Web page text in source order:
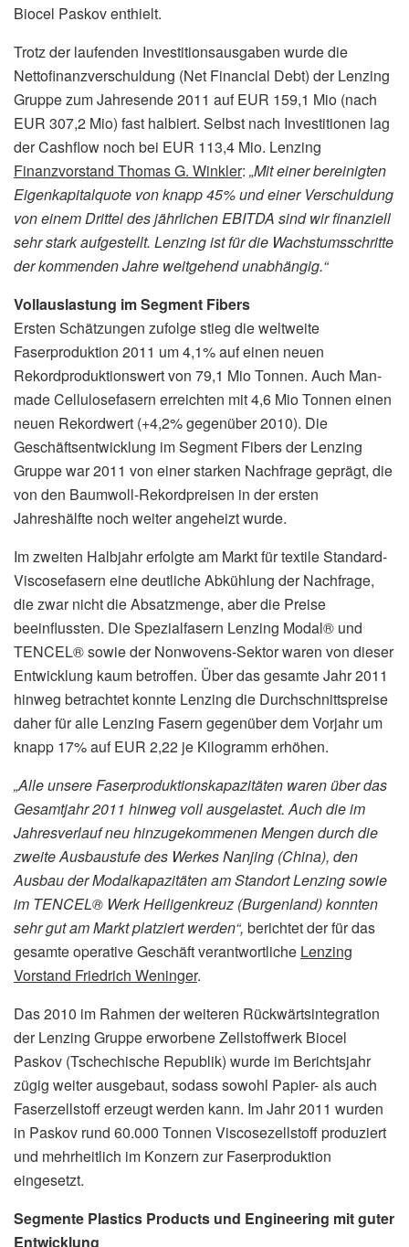
Biocel Paskov enthielt.
Trotz der laufenden Investitionsausgaben wurde die
Nettofinanzverschuldung (Net Financial Debt) der Lenzing
Gruppe zum Jahresende 2011 auf EUR 159,1 Mio (nach
EUR 307,2 Mio) fast halbiert. Selbst nach Investitionen lag
der Cashflow noch bei EUR 113,4 Mio. Lenzing
Finanzvorstand Thomas G. Winkler: „Mit einer bereinigten
Eigenkapitalquote von knapp 45% und einer Verschuldung
von einem Drittel des jährlichen EBITDA sind wir finanziell
sehr stark aufgestellt. Lenzing ist für die Wachstumsschritte
der kommenden Jahre weitgehend unabhängig.“
Vollauslastung im Segment Fibers
Ersten Schätzungen zufolge stieg die weltweite
Faserproduktion 2011 um 4,1% auf einen neuen
Rekordproduktionswert von 79,1 Mio Tonnen. Auch Man-
made Cellulosefasern erreichten mit 4,6 Mio Tonnen einen
neuen Rekordwert (+4,2% gegenüber 2010). Die
Geschäftsentwicklung im Segment Fibers der Lenzing
Gruppe war 2011 von einer starken Nachfrage geprägt, die
von den Baumwoll-Rekordpreisen in der ersten
Jahreshälfte noch weiter angeheizt wurde.
Im zweiten Halbjahr erfolgte am Markt für textile Standard-
Viscosefasern eine deutliche Abkühlung der Nachfrage,
die zwar nicht die Absatzmenge, aber die Preise
beeinflussten. Die Spezialfasern Lenzing Modal® und
TENCEL® sowie der Nonwovens-Sektor waren von dieser
Entwicklung kaum betroffen. Über das gesamte Jahr 2011
hinweg betrachtet konnte Lenzing die Durchschnittspreise
daher für alle Lenzing Fasern gegenüber dem Vorjahr um
knapp 17% auf EUR 2,22 je Kilogramm erhöhen.
„Alle unsere Faserproduktionskapazitäten waren über das
Gesamtjahr 2011 hinweg voll ausgelastet. Auch die im
Jahresverlauf neu hinzugekommenen Mengen durch die
zweite Ausbaustufe des Werkes Nanjing (China), den
Ausbau der Modalkapazitäten am Standort Lenzing sowie
im TENCEL® Werk Heiligenkreuz (Burgenland) konnten
sehr gut am Markt platziert werden“, berichtet der für das
gesamte operative Geschäft verantwortliche Lenzing
Vorstand Friedrich Weninger.
Das 2010 im Rahmen der weiteren Rückwärtsintegration
der Lenzing Gruppe erworbene Zellstoffwerk Biocel
Paskov (Tschechische Republik) wurde im Berichtsjahr
zügig weiter ausgebaut, sodass sowohl Papier- als auch
Faserzellstoff erzeugt werden kann. Im Jahr 2011 wurden
in Paskov rund 60.000 Tonnen Viscosezellstoff produziert
und mehrheitlich im Konzern zur Faserproduktion
eingesetzt.
Segmente Plastics Products und Engineering mit guter
Entwicklung